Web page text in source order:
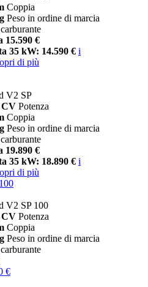
Coppia
Peso in ordine di marcia
15.590 €
35 kW: 14.590 € i
di più
V2 SP
CV Potenza
Coppia
Peso in ordine di marcia
19.890 €
35 kW: 18.890 € i
di più
V2 SP 100
CV Potenza
Coppia
Peso in ordine di marcia
€